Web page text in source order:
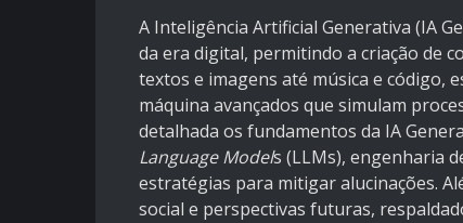
A Inteligência Artificial Generativa (IA
da era digital, permitindo a criação de
textos e imagens até música e código,
máquina avançados que simulam
detalhada os fundamentos da IA
Language Models (LLMs), engenharia
estratégias para mitigar alucinações.
social e perspectivas futuras,